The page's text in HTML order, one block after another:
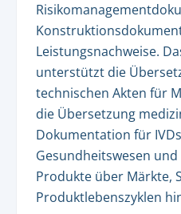
Leistungsnachweise.
unterstützt die
technischen Akten für
die Übersetzung
Dokumentation für
Gesundheitswesen
Produkte über Märkte,
Produktlebenszyklen